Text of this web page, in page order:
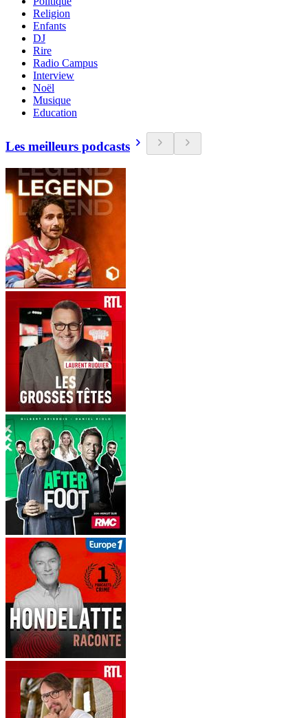
Religion
Enfants
DJ
Rire
Radio Campus
Interview
Noël
Musique
Education
Les meilleurs podcasts